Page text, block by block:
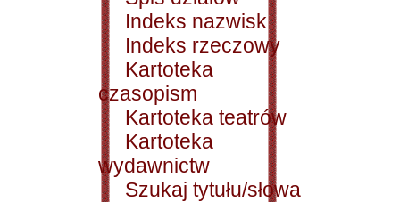
Indeks nazwisk
Indeks rzeczowy
Kartoteka
czasopism
Kartoteka teatrów
Kartoteka
wydawnictw
Szukaj tytułu/słowa